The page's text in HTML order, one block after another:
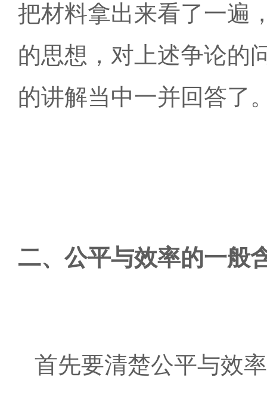
把材料拿出来看了一遍
的思想，对上述争论的
的讲解当中一并回答了
二、公平与效率的一般
首先要清楚公平与效